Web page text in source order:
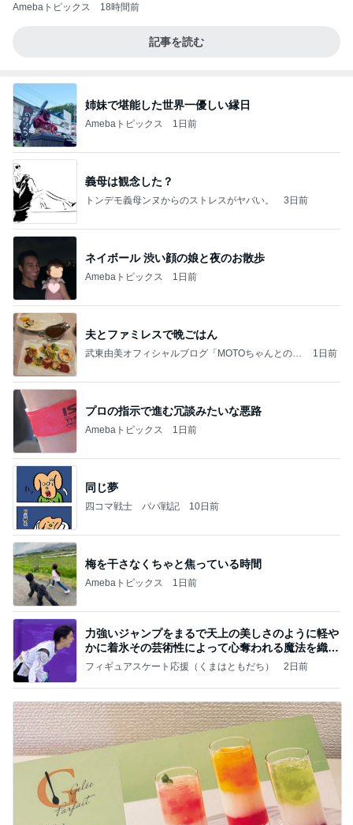
Amebaトピックス 18時間前
記事を読む
姉妹で堪能した世界一優しい縁日
Amebaトピックス 1日前
義母は観念した？
トンデモ義母ンヌからのストレスがヤバい。 3日前
ネイボール 渋い顔の娘と夜のお散歩
Amebaトピックス 1日前
夫とファミレスで晩ごはん
武東由美オフィシャルブログ「MOTOちゃんとのは
1日前
プロの指示で進む冗談みたいな悪路
Amebaトピックス 1日前
同じ夢
四コマ戦士 パパ戦記 10日前
梅を干さなくちゃと焦っている時間
Amebaトピックス 1日前
力強いジャンプをまるで天上の美しさのように軽や
かに着氷その芸術性によって心奪われる魔法を織り
なす
フィギュアスケート応援（くまはともだち） 2日前